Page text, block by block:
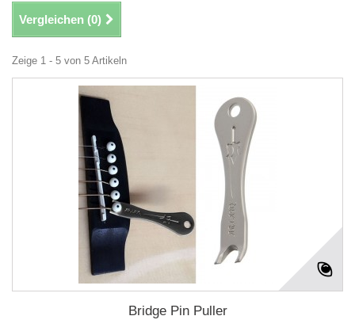
Vergleichen (0)
Zeige 1 - 5 von 5 Artikeln
Bridge Pin Puller